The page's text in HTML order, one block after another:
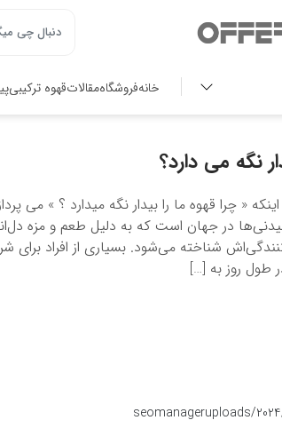
خانهفروشگاهمقالاتقهوه ترکیبی
نگه می دارد؟
« چرا قهوه ما را بیدار نگه میدارد ؟ » می
در جهان است که به دلیل طعم و مزه
شناخته می‌شود. بسیاری از افراد برای
طول روز به […]
seomanager